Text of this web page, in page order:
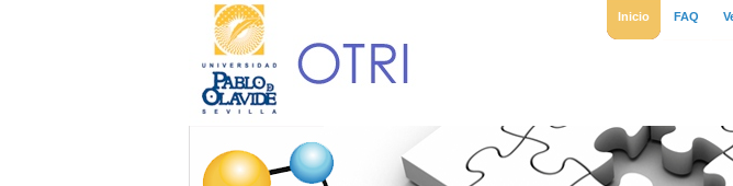
Inicio FAQ